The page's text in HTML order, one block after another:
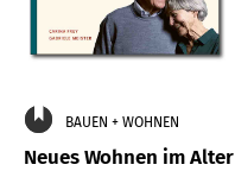
BAUEN + WOHNEN
Neues Wohnen im Alter